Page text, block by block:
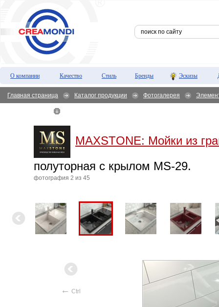
О компании Качество Стиль Бренды Эскизы
Главная страница Каталог продукции Фотогалерея
MAXSTONE: Мойки из
полуторная с крылом MS-29.
фотография 2 из 45
← Ctrl